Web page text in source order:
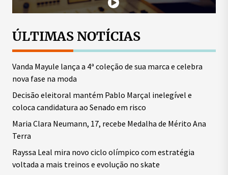
ÚLTIMAS NOTÍCIAS
Vanda Mayule lança a 4ª coleção de sua marca e celebra
nova fase na moda
Decisão eleitoral mantém Pablo Marçal inelegível e
coloca candidatura ao Senado em risco
Maria Clara Neumann, 17, recebe Medalha de Mérito Ana
Terra
Rayssa Leal mira novo ciclo olímpico com estratégia
voltada a mais treinos e evolução no skate